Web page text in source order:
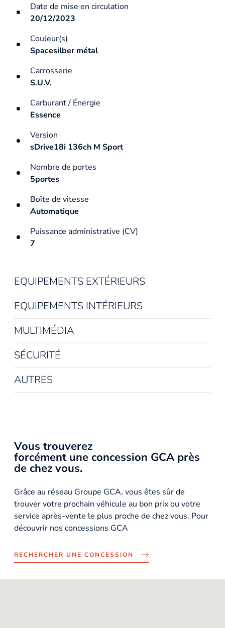
Date de mise en circulation
20/12/2023
Couleur(s)
Spacesilber métal
Carrosserie
S.U.V.
Carburant / Énergie
Essence
Version
sDrive18i 136ch M Sport
Nombre de portes
5portes
Boîte de vitesse
Automatique
Puissance administrative (CV)
7
EQUIPEMENTS EXTÉRIEURS
EQUIPEMENTS INTÉRIEURS
MULTIMÉDIA
SÉCURITÉ
AUTRES
Vous trouverez
forcément une concession GCA près
de chez vous.
Grâce au réseau Groupe GCA, vous êtes sûr de
trouver votre prochain véhicule au bon prix ou votre
service après-vente le plus proche de chez vous. Pour
découvrir nos concessions GCA
RECHERCHER UNE CONCESSION